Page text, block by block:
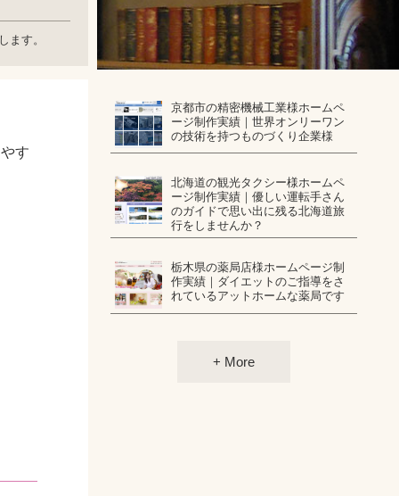
ます。
す
京都市の精密機械工業様ホームペ
ージ制作実績｜世界オンリーワン
の技術を持つものづくり企業様
北海道の観光タクシー様ホームペ
ージ制作実績｜優しい運転手さん
のガイドで思い出に残る北海道旅
行をしませんか？
栃木県の薬局店様ホームページ制
作実績｜ダイエットのご指導をさ
れているアットホームな薬局です
+ More